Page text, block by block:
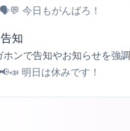
今日もがんばろ！
知
ホンで告知やお知らせを強調
明日は休みです！